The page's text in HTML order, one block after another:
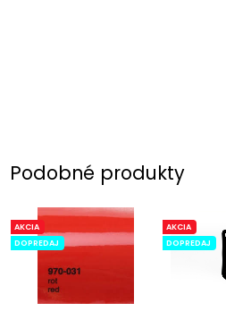
Podobné produkty
AKCIA
DOPREDAJ
AKCIA
DOPREDAJ